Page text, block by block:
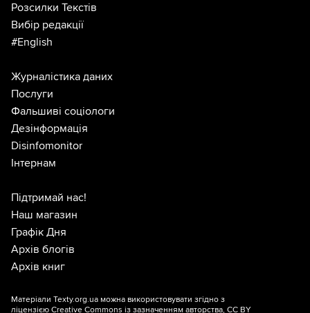
Розсилки Текстів
Вибір редакції
#English
Журналістика даних
Послуги
Фальшиві соціологи
Дезінформація
Disinfomonitor
Інтернам
Підтримай нас!
Наш магазин
Графік Дня
Архів блогів
Архів книг
Матеріали Texty.org.ua можна використовувати згідно з
ліцензією Creative Commons із зазначенням авторства, CC BY